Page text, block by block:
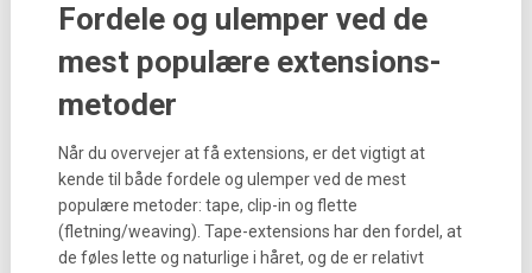
Fordele og ulemper ved de
mest populære extensions-
metoder
Når du overvejer at få extensions, er det vigtigt at
kende til både fordele og ulemper ved de mest
populære metoder: tape, clip-in og flette
(fletning/weaving). Tape-extensions har den fordel, at
de føles lette og naturlige i håret, og de er relativt